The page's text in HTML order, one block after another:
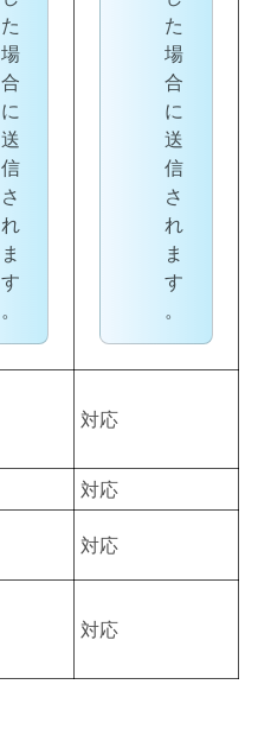
た
場
合
に
送
信
さ
れ
ま
す
。
た
場
合
に
送
信
さ
れ
ま
す
。
対応
対応
対応
対応